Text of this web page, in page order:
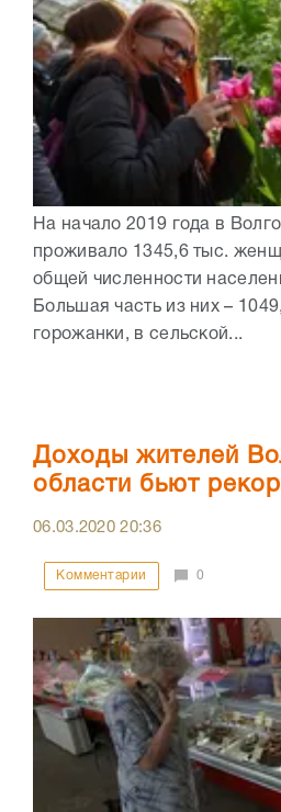
На начало 2019 года в
проживало 1345,6 тыс.
общей численности
Большая часть из них –
горожанки, в сельской...
Доходы жителей
области бьют
06.03.202020:36
Комментарии 0